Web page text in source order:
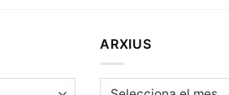
ARXIUS
Arxius